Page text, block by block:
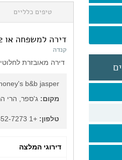
טיפים כלליים
דירה למשפחה או 2 זוגות
קנדה
דירה מאובזרת לחלוטין, נעימה
b&b jasper
מקום: ג'ספר, הרי
טלפון: +1 780-852-7273
דירוגי המלצה